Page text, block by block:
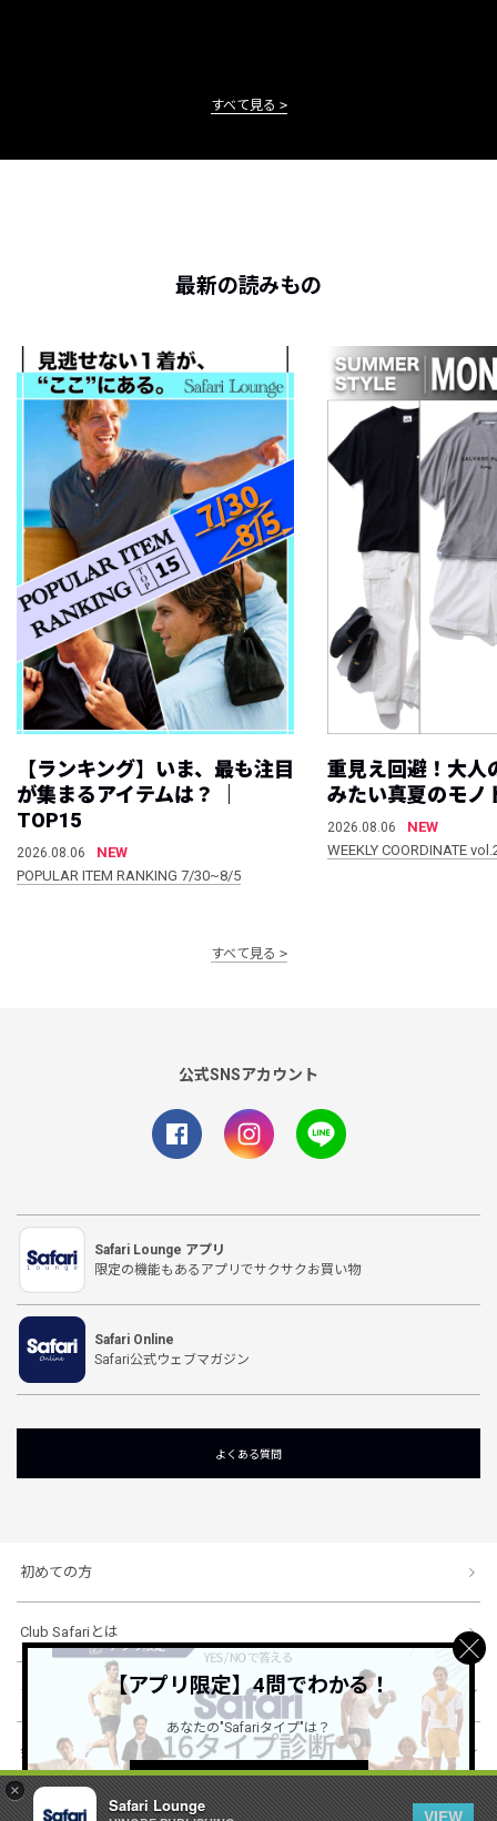
×
Safari Lounge
VIEW
すべて見る
最新の読みもの
【ランキング】いま、最も注目
が集まるアイテムは？ ｜
TOP15
2026.08.06
NEW
POPULAR ITEM RANKING 7/30~8/5
重見え回避！大人
みたい真夏のモノ
2026.08.06
NEW
WEEKLY COORDINATE
すべて見る
公式SNSアカウント
Safari Lounge アプリ
限定の機能もあるアプリでサクサクお買い物
Safari Online
Safari公式ウェブマガジン
よくある質問
初めての方
Club Safariとは
ショッピングガイド
会社概要・規約
【アプリ限定】4問でわかる！
あなたの"Safariタイプ"は？
詳しくはこちら ＞